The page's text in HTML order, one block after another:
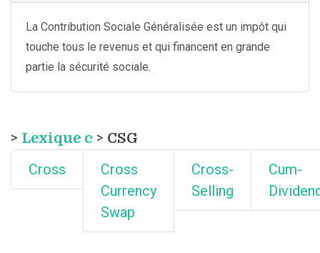
La Contribution Sociale Généralisée est un impôt qui
touche tous le revenus et qui financent en grande
partie la sécurité sociale.
> Lexique c > CSG
Cross
Cross
Currency
Swap
Cross-
Selling
Cum-